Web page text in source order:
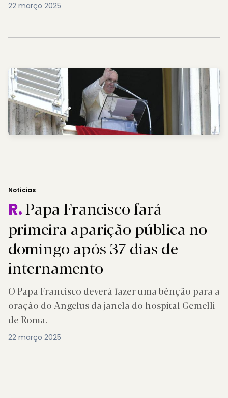
22 março 2025
Notícias
R.Papa Francisco fará
primeira aparição pública no
domingo após 37 dias de
internamento
O Papa Francisco deverá fazer uma bênção para a
oração do Angelus da janela do hospital Gemelli
de Roma.
22 março 2025